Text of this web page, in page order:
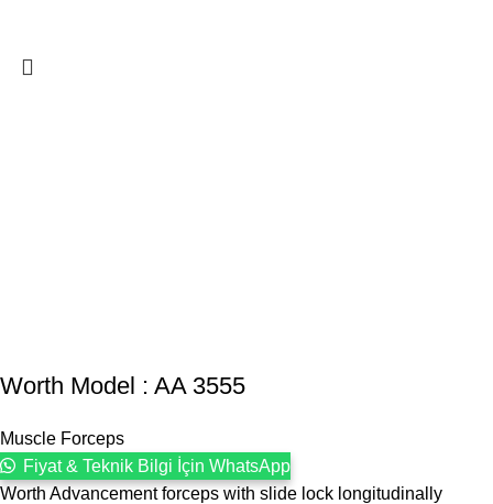
Worth Model : AA 3555
Muscle Forceps
Fiyat & Teknik Bilgi İçin WhatsApp
Worth Advancement forceps with slide lock longitudinally